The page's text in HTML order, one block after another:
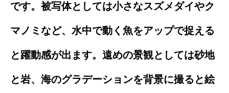
です。被写体としては小さなスズメダイやク
マノミなど、水中で動く魚をアップで捉える
と躍動感が出ます。遠めの景観としては砂地
と岩、海のグラデーションを背景に撮ると絵